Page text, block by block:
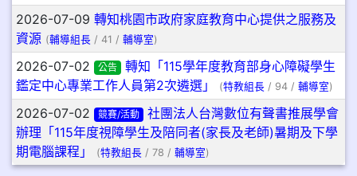
2026-07-09 轉知桃園市政府家庭教育中心提供之服務及
資源 (輔導組長 / 41 / 輔導室)
2026-07-02 公告
轉知「115學年度教育部身心障礙學生
鑑定中心專業工作人員第2次遴選」
(特教組長 / 94 / 輔導室)
2026-07-02 競賽/活動
社團法人台灣數位有聲書推展學會
辦理「115年度視障學生及陪同者(家長及老師)暑期及下學
期電腦課程」
(特教組長 / 78 / 輔導室)